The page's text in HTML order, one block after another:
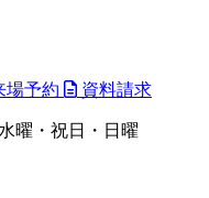
場予約 資料請求
曜・祝日・日曜